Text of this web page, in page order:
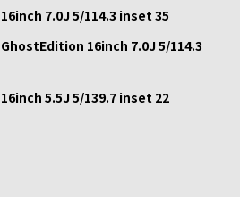
7.0J 5/114.3 inset 35
16inch 7.0J 5/114.3
5.5J 5/139.7 inset 22